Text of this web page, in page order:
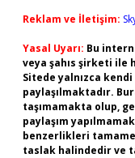
Reklam ve İletişim:
Yasal Uyarı: Bu
veya şahıs şirketi ile
Sitede yalnızca kendi
paylaşılmaktadır.
taşımamakta olup,
paylaşım
benzerlikleri
taslak halindedir ve